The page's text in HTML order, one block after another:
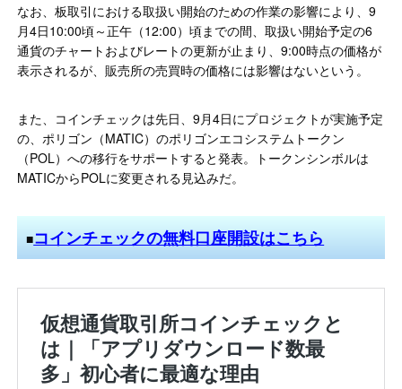
なお、板取引における取扱い開始のための作業の影響により、9
⽉4⽇10:00頃～正午（12:00）頃までの間、取扱い開始予定の6
通貨のチャートおよびレートの更新が止まり、9:00時点の価格が
表示されるが、販売所の売買時の価格には影響はないという。
また、コインチェックは先日、9月4日にプロジェクトが実施予定
の、ポリゴン（MATIC）のポリゴンエコシステムトークン
（POL）への移行をサポートすると発表。トークンシンボルは
MATICからPOLに変更される見込みだ。
■コインチェックの無料口座開設はこちら